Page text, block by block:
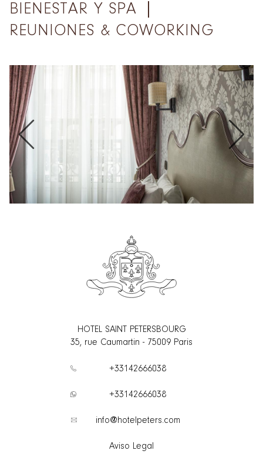
BIENESTAR Y SPA
REUNIONES & COWORKING
HOTEL SAINT PETERSBOURG
35, rue Caumartin - 75009 Paris
+33142666038
+33142666038
info@hotelpeters.com
Aviso Legal